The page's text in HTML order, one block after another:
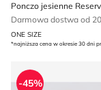
Ponczo jesienne
Darmowa dostwa od
ONE SIZE
*najniższa cena w okresie 30 dni
Szorty Reserved
-45%